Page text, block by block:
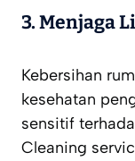
3. Menjaga
Kebersihan
kesehatan
sensitif
Cleaning